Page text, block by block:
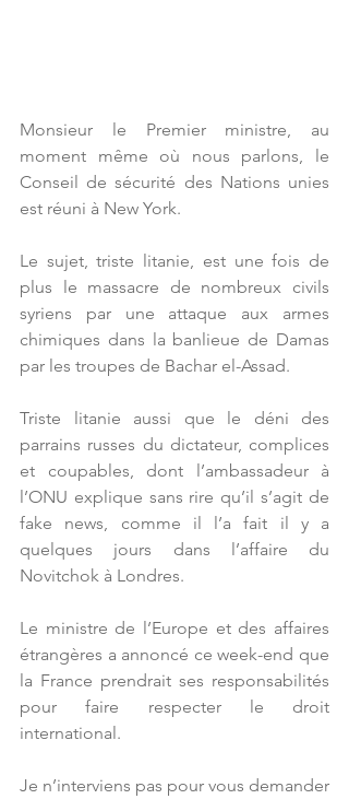
Monsieur le Premier ministre, au
moment même où nous parlons, le
Conseil de sécurité des Nations unies
est réuni à New York.
Le sujet, triste litanie, est une fois de
plus le massacre de nombreux civils
syriens par une attaque aux armes
chimiques dans la banlieue de Damas
par les troupes de Bachar el-Assad.
Triste litanie aussi que le déni des
parrains russes du dictateur, complices
et coupables, dont l’ambassadeur à
l’ONU explique sans rire qu’il s’agit de
fake news, comme il l’a fait il y a
quelques jours dans l’affaire du
Novitchok à Londres.
Le ministre de l’Europe et des affaires
étrangères a annoncé ce week-end que
la France prendrait ses responsabilités
pour faire respecter le droit
international.
Je n’interviens pas pour vous demander